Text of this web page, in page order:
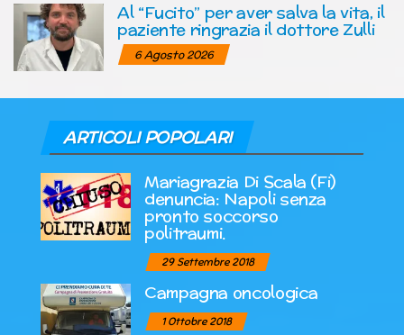
Al “Fucito” per aver salva la vita, il
paziente ringrazia il dottore Zulli
6 Agosto 2026
ARTICOLI POPOLARI
Mariagrazia Di Scala (Fi)
denuncia: Napoli senza
pronto soccorso
politraumi.
29 Settembre 2018
Campagna oncologica
1 Ottobre 2018